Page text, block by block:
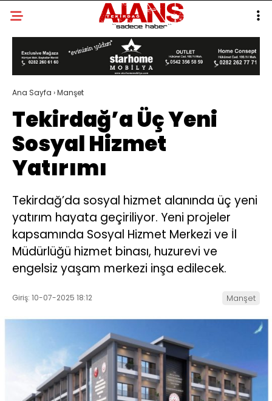
Ana Sayfa ›Manşet
Tekirdağ’a Üç Yeni
Sosyal Hizmet
Yatırımı
Tekirdağ’da sosyal hizmet alanında üç yeni
yatırım hayata geçiriliyor. Yeni projeler
kapsamında Sosyal Hizmet Merkezi ve İl
Müdürlüğü hizmet binası, huzurevi ve
engelsiz yaşam merkezi inşa edilecek.
Giriş: 10-07-2025 18:12 Manşet